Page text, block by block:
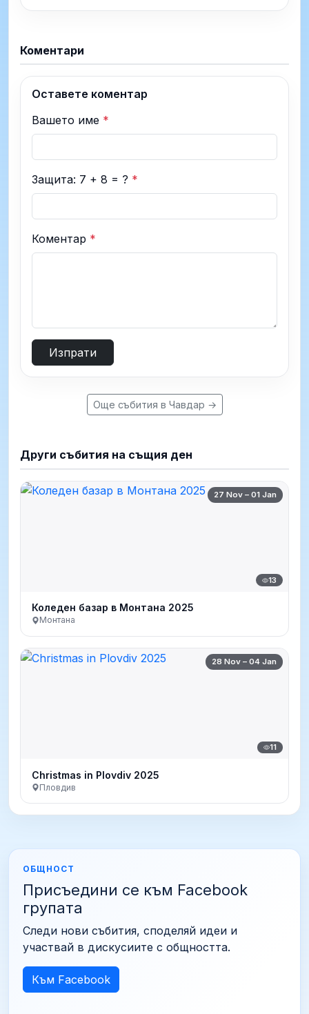
Коментари
Оставете коментар
Вашето име *
Защита: 7 + 8 = ? *
Коментар *
Изпрати
Още събития в Чавдар →
Други събития на същия ден
27 Nov – 01 Jan
13
Коледен базар в Монтана 2025
Монтана
28 Nov – 04 Jan
11
Christmas in Plovdiv 2025
Пловдив
ОБЩНОСТ
Присъедини се към Facebook
групата
Следи нови събития, споделяй идеи и
участвай в дискусиите с общността.
Към Facebook